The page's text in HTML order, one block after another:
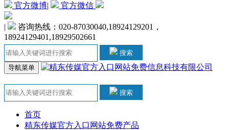
官方微博| 官方微信
|
咨询热线：020-87030040,18924129201，
18924129401,18929502661
搜索
导航菜单
搜索
首页
精东传媒官方入口网站免费产品